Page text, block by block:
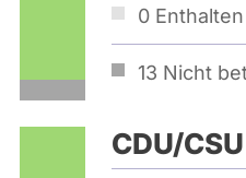
0 Enthalten
13 Nicht
CDU/CSU